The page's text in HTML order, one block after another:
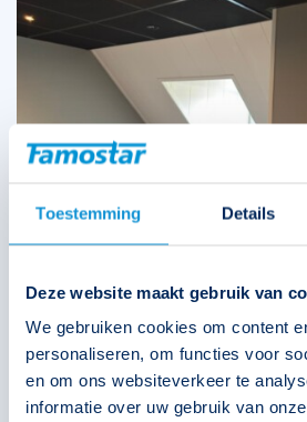
Toestemming Details
Deze website maakt gebruik van
We gebruiken cookies om content
personaliseren, om functies voor
en om ons websiteverkeer te
informatie over uw gebruik van